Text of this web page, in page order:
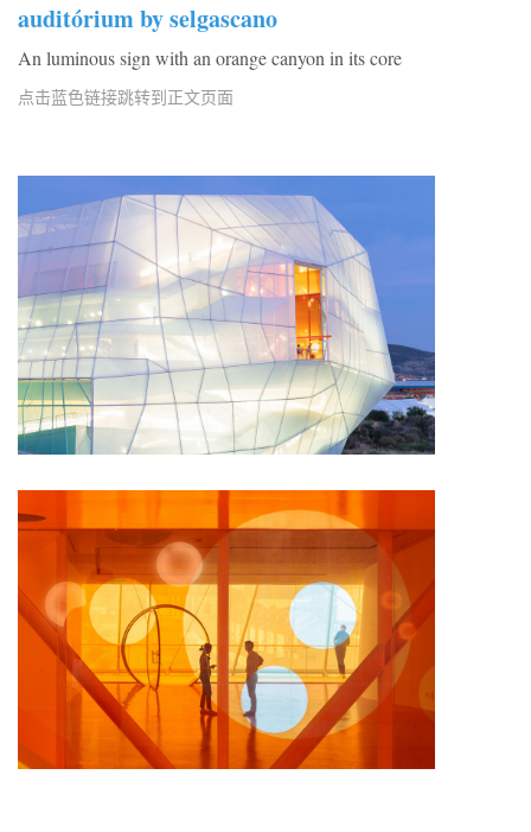
auditórium by selgascano
An luminous sign with an orange canyon in its core
点击蓝色链接跳转到正文页面